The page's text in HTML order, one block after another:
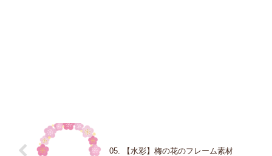
05. 【水彩】梅の花のフレーム素材